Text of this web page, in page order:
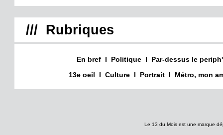
/// Rubriques
En bref I Politique I
Par-dessus le periph'
13e oeil
I Culture I Portrait I Métro, mon
Le 13 du Mois est une marque